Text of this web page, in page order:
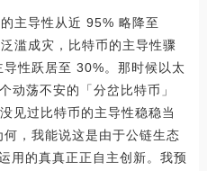
主导性从近 95% 略降至
滥成灾，比特币的主导性骤
性跃居至 30%。那时候以太
动荡不安的「分岔比特币」
见过比特币的主导性稳稳当
，我能说这是由于公链生态
用的真真正正自主创新。我预